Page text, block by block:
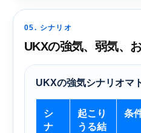
05. シナリオ
UKXの強気、弱気、
UKXの強気シナリオマ
シ
ナ
起こり
うる結
条